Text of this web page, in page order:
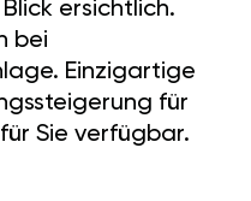
ersichtlich.
bei
Einzigartige
für
Sie verfügbar.